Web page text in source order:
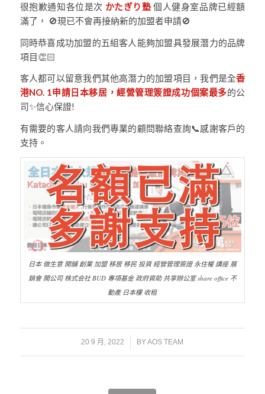
很抱歉通知各位是次 かたぎり塾 個人健身室品牌已經額
滿了， 🚫現已不會再接納新的加盟者申請🚫
同時恭喜成功加盟的五組客人能夠加盟具發展潛力的品牌
項目👏🏻
客人都可以留意我們其他高潛力的加盟項目，我們是全香
港NO. 1申請日本移居，經營管理簽證成功個案最多的公
司✨信心保證!
有需要的客人請向我們專業的顧問聯絡查詢📞感謝客戶的
支持。
日本 做生意 開舖 創業 加盟 移居 移民 投資 經營管理簽證 永住權 講座 展
銷會 開公司 株式会社 BUD 專項基金 政府資助 共享辦公室 share office 不
動產 日本樓 收租
20 9 月, 2022
/ BYAOS TEAM